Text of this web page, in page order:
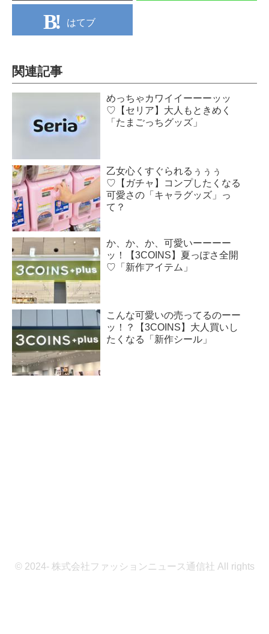
はてブ
関連記事
めっちゃカワイイーーーッッ
♡【セリア】大人もときめく
「たまごっちグッズ」
乙女心くすぐられるぅぅぅ
♡【ガチャ】コンプしたくなる
可愛さの「キャラグッズ」っ
て？
か、か、か、可愛いーーーー
ッ！【3COINS】夏っぽさ全開
♡「新作アイテム」
こんな可愛いの売ってるのーー
ッ！？【3COINS】大人買いし
たくなる「新作シール」
© 2024- 株式会社ファッションニュース通信社 All rights